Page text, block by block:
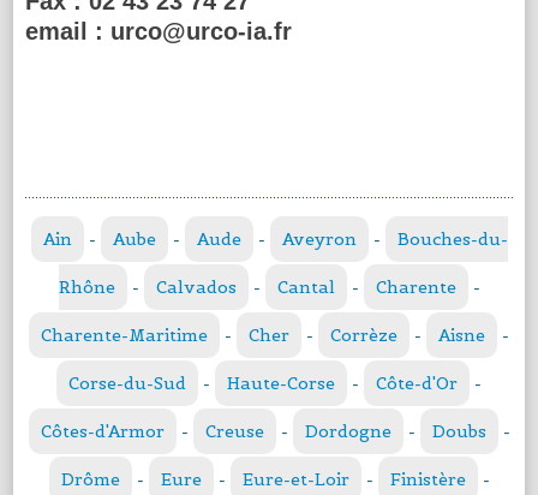
email : urco@urco-ia.fr
Ain - Aube - Aude - Aveyron - Bouches-du-
Rhône - Calvados - Cantal - Charente -
Charente-Maritime - Cher - Corrèze - Aisne -
Corse-du-Sud - Haute-Corse - Côte-d'Or -
Côtes-d'Armor - Creuse - Dordogne - Doubs -
Drôme - Eure - Eure-et-Loir - Finistère -